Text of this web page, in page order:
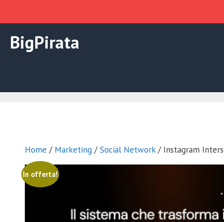
contenuto
BigPirata
Home / Marketing /Social Network/ Instagram
In offerta!